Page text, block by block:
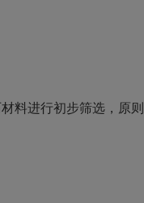
进行初步筛选，原